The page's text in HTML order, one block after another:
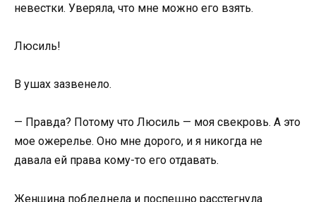
невестки. Уверяла, что мне можно его взять.
Люсиль!
В ушах зазвенело.
— Правда? Потому что Люсиль — моя свекровь. А это
мое ожерелье. Оно мне дорого, и я никогда не
давала ей права кому-то его отдавать.
Женщина побледнела и поспешно расстегнула